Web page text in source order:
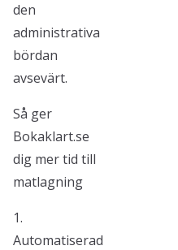
den
administrativa
bördan
avsevärt.
Så ger
Bokaklart.se
dig mer tid till
matlagning
1.
Automatiserad